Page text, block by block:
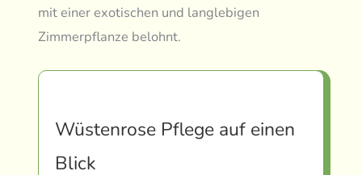
mit einer exotischen und langlebigen
Zimmerpflanze belohnt.
Wüstenrose Pflege auf einen
Blick